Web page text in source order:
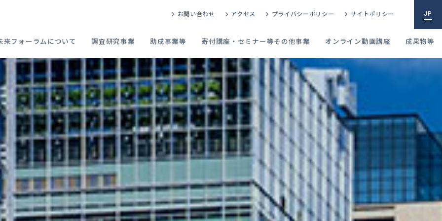
お問い合わせ アクセス プライバシーポリシー サイトポリシー JP
来フォーラムについて 調査研究事業 助成事業等 寄付講座・セミナー等その他事業 オンライン動画講座 成果物等